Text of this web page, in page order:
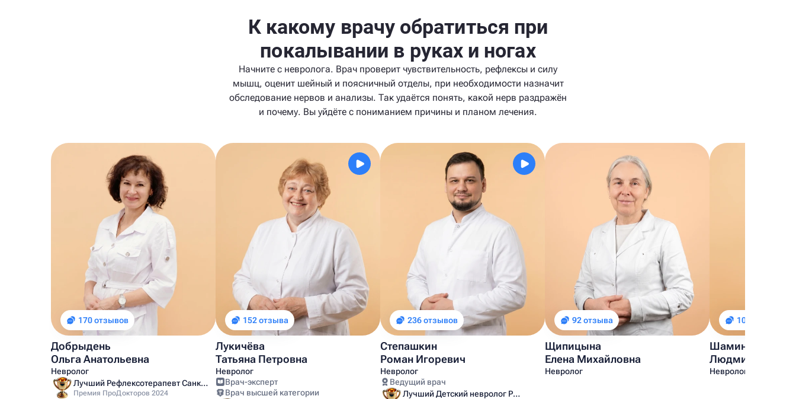
К какому врачу обратиться при
покалывании в руках и ногах
Начните с невролога. Врач проверит чувствительность, рефлексы и силу
мышц, оценит шейный и поясничный отделы, при необходимости назначит
обследование нервов и анализы. Так удаётся понять, какой нерв раздражён
и почему. Вы уйдёте с пониманием причины и планом лечения.
170 отзывов
Добрыдень
Ольга Анатольевна
Невролог
Лучший Рефлексотерапевт Санкт-Петербурга
Премия ПроДокторов 2024
152 отзыва
Лукичёва
Татьяна Петровна
Невролог
Врач-эксперт
Врач высшей категории
236 отзывов
Степашкин
Роман Игоревич
Невролог
Ведущий врач
Лучший Детский невролог России
92 отзыва
Щипицына
Елена Михайловна
Невролог
100 отзывов
Шамина
Людмила
Невролог